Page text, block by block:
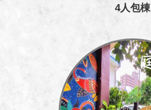
4人包棟